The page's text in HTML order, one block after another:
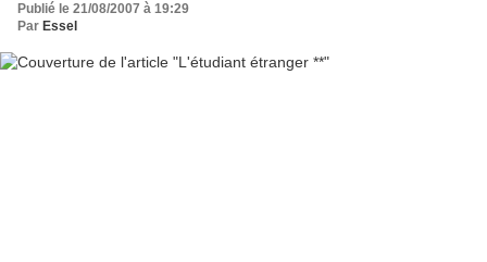
Publié le 21/08/2007 à 19:29
Par Essel